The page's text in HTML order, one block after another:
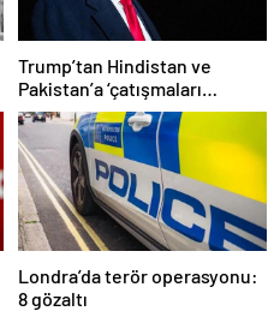
Trump’tan Hindistan ve
Pakistan’a ‘çatışmaları
durdurun’ çağrısı
Londra’da terör operasyonu:
8 gözaltı